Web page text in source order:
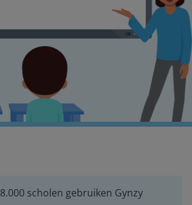
8.000 scholen gebruiken Gynzy